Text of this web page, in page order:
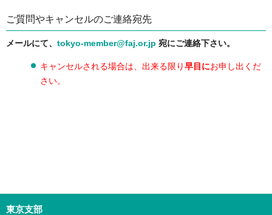
ご質問やキャンセルのご連絡宛先
メールにて、 tokyo-member@faj.or.jp 宛にご連絡下さい。
キャンセルされる場合は、出来る限り早目にお申し出くだ
さい。
東京支部